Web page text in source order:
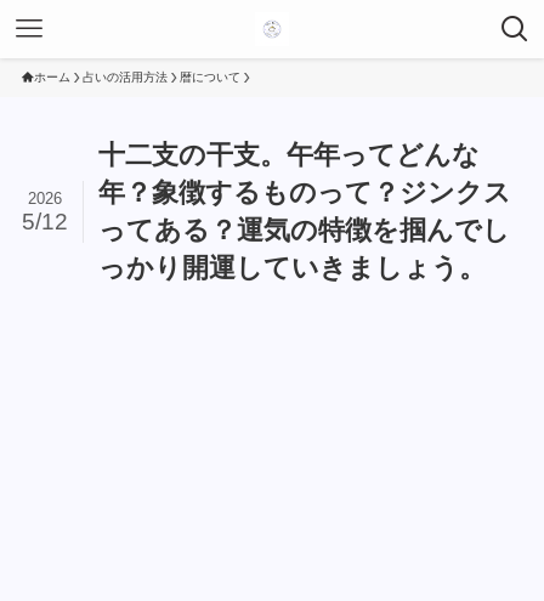
ホーム 占いの活用方法 暦について
十二支の干支。午年ってどんな
年？象徴するものって？ジンクス
ってある？運気の特徴を掴んでし
っかり開運していきましょう。
2026
5/12